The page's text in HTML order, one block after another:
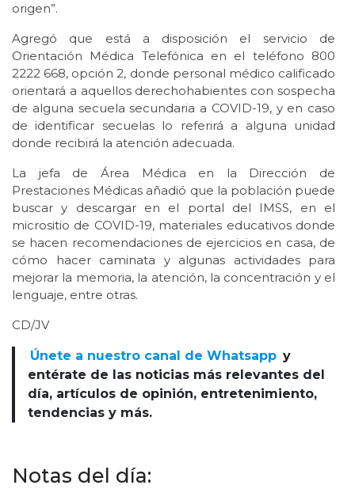
origen”.
Agregó que está a disposición el servicio de
Orientación Médica Telefónica en el teléfono 800
2222 668, opción 2, donde personal médico calificado
orientará a aquellos derechohabientes con sospecha
de alguna secuela secundaria a COVID-19, y en caso
de identificar secuelas lo referirá a alguna unidad
donde recibirá la atención adecuada.
La jefa de Área Médica en la Dirección de
Prestaciones Médicas añadió que la población puede
buscar y descargar en el portal del IMSS, en el
micrositio de COVID-19, materiales educativos donde
se hacen recomendaciones de ejercicios en casa, de
cómo hacer caminata y algunas actividades para
mejorar la memoria, la atención, la concentración y el
lenguaje, entre otras.
CD/JV
Únete a nuestro canal de Whatsapp y
entérate de las noticias más relevantes del
día, artículos de opinión, entretenimiento,
tendencias y más.
Notas del día: